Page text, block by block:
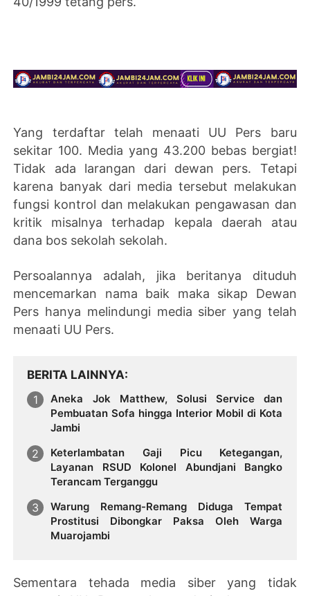
Yang terdaftar telah menaati UU Pers baru
sekitar 100. Media yang 43.200 bebas bergiat!
Tidak ada larangan dari dewan pers. Tetapi
karena banyak dari media tersebut melakukan
fungsi kontrol dan melakukan pengawasan dan
kritik misalnya terhadap kepala daerah atau
dana bos sekolah sekolah.
Persoalannya adalah, jika beritanya dituduh
mencemarkan nama baik maka sikap Dewan
Pers hanya melindungi media siber yang telah
menaati UU Pers.
BERITA LAINNYA
Aneka Jok Matthew, Solusi Service dan
Pembuatan Sofa hingga Interior Mobil di Kota
Jambi
Keterlambatan Gaji Picu Ketegangan,
Layanan RSUD Kolonel Abundjani Bangko
Terancam Terganggu
Warung Remang-Remang Diduga Tempat
Prostitusi Dibongkar Paksa Oleh Warga
Muarojambi
Sementara tehada media siber yang tidak